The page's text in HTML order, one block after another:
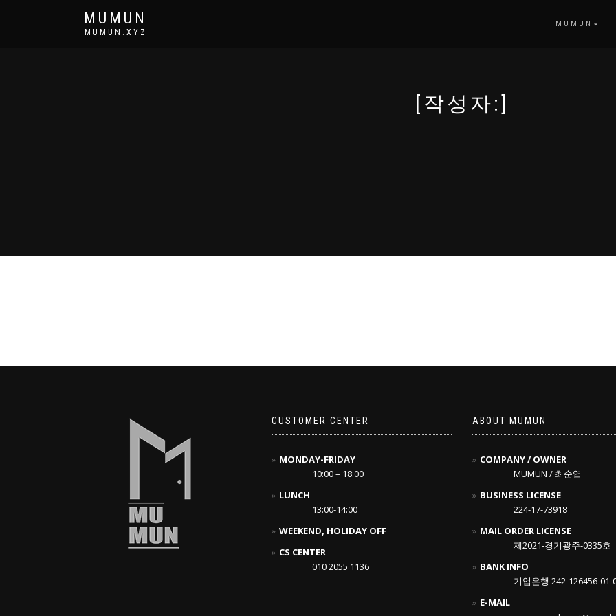
MUMUN
MUMUN.XYZ
MUMUN
[작성자:]
CUSTOMER CENTER
MONDAY-FRIDAY
10:00 – 18:00
LUNCH
13:00-14:00
WEEKEND, HOLIDAY OFF
CS CENTER
010 2055 1136
ABOUT MUMUN
COMPANY / OWNER
MUMUN / 최순엽
BUSINESS LICENSE
224-17-73918
MAIL ORDER LICENSE
제2021-경기광주-0335호
BANK INFO
기업은행 242-126456-01-
E-MAIL